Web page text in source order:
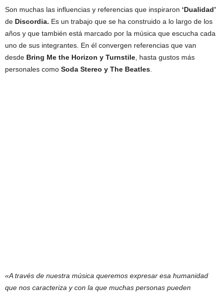
Son muchas las influencias y referencias que inspiraron ‘Dualidad’
de Discordia. Es un trabajo que se ha construido a lo largo de los
años y que también está marcado por la música que escucha cada
uno de sus integrantes. En él convergen referencias que van
desde Bring Me the Horizon y Turnstile , hasta gustos más
personales como Soda Stereo y The Beatles
«A través de nuestra música queremos expresar esa humanidad
que nos caracteriza y con la que muchas personas pueden